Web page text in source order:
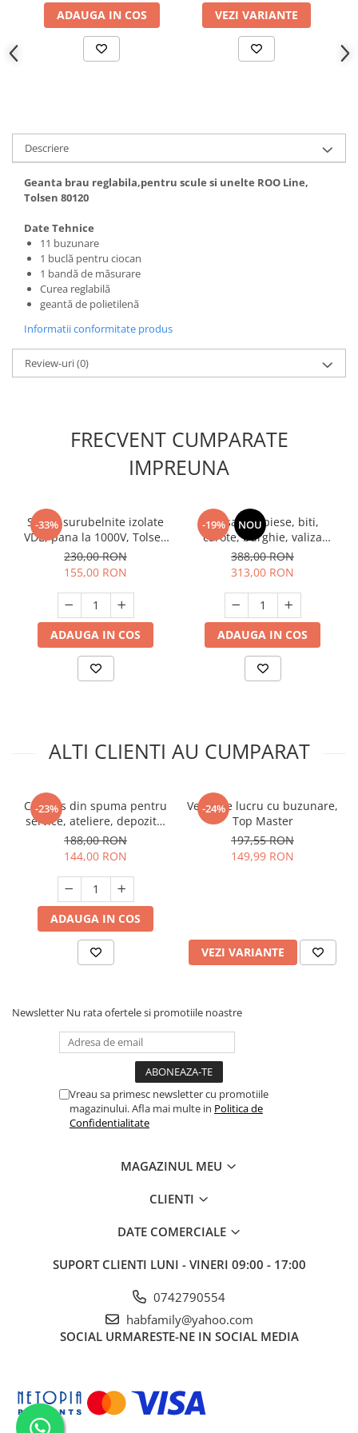
Hote bucatarie
Hota tavan
Hote insula
Hote telescopice
Hote traditionale
Masini de Spalat Rufe & Uscatoare
Accesorii masini de spalat &
uscatoare
Masini automate de spalat rufe
Masini de spalat rufe cu uscator
Masini de spalat rufe verticale
Uscatoare de rufe
Masini de spalat vase
Masini de spalat vase incorporabile
Motoburghiu/Foreza pamant
Pachete Incorporabile
Plasa umbrire
Pompe de stropit
Radiatoare
Semanatoare,Plantatoare
Sobe pe gaz & electrice
Suflante & Aspiratoare
Ventilatoare & Sisteme Racire
Ventilatoare
Zootehnie
Foarfeci tuns oi
Incubatoare oua
ADAUGA IN COS VEZI VARIANTE
Descriere
Geanta brau reglabila,pentru scule si unelte ROO Line,
Tolsen 80120
Date Tehnice
11 buzunare
1 buclă pentru ciocan
1 bandă de măsurare
Curea reglabilă
geantă de polietilenă
Informatii conformitate produs
Review-uri(0)
FRECVENT CUMPARATE
IMPREUNA
-33%
Set 13 surubelnite izolate
VDE, pana la 1000V, Tolsen
38016
230,00 RON
155,00 RON
ADAUGA IN COS
-19% NOU
Trusa 246 piese, biti,
carote, burghie, valiza
plastic, RAIDER
388,00 RON
313,00 RON
ADAUGA IN COS
ALTI CLIENTI AU CUMPARAT
-23%
Covoras din spuma pentru
service, ateliere, depozite,
2,36m lungime, Tolsen
188,00 RON
144,00 RON
ADAUGA IN COS
-24%
Vesta de lucru cu buzunare,
Top Master
197,55 RON
149,99 RON
VEZI VARIANTE
Newsletter Nu rata ofertele si promotiile noastre
Vreau sa primesc newsletter cu promotiile
magazinului. Afla mai multe in Politica de
Confidentialitate
MAGAZINUL MEU
CLIENTI
DATE COMERCIALE
SUPORT CLIENTI LUNI - VINERI 09:00 - 17:00
0742790554
habfamily@yahoo.com
SOCIAL URMARESTE-NE IN SOCIAL MEDIA